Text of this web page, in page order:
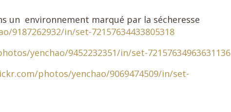
un environnement marqué par la sécheresse
in/set-72157634433805318
yenchao/9452232351/in/set-72157634963631136
photos/yenchao/9069474509/in/set-